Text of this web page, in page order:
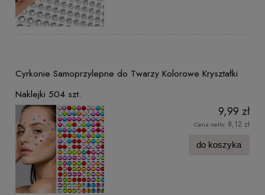
Cyrkonie Samoprzylepne do Twarzy Kolorowe Kryształki
Naklejki 504 szt.
9,99 zł
Cena netto: 8,12 zł
do koszyka